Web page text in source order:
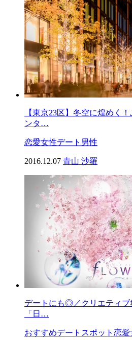
【東京23区】冬空に煌めく
ンタ…
恋愛女性デート 男性
2016.12.07 青山 沙羅
デートにも◎／クリエティ
「日…
おすすめデートスポット 恋愛